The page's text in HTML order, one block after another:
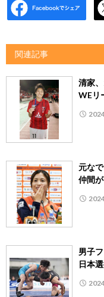
関連記事
清家
WEリ
元な
仲間が
男子
日本